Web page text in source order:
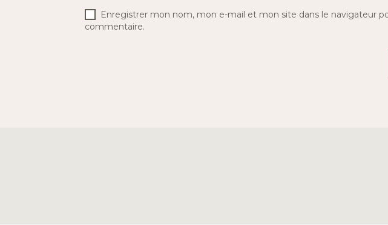
Enregistrer mon nom, mon e-mail et mon site dans le navigateur
commentaire.